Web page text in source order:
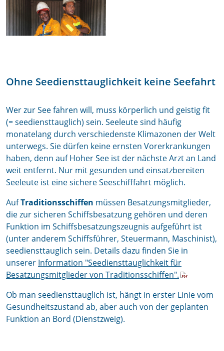
Ohne Seediensttauglichkeit keine Seefahrt
Wer zur See fahren will, muss körperlich und geistig fit
(= seediensttauglich) sein. Seeleute sind häufig
monatelang durch verschiedenste Klimazonen der Welt
unterwegs. Sie dürfen keine ernsten Vorerkrankungen
haben, denn auf Hoher See ist der nächste Arzt an Land
weit entfernt. Nur mit gesunden und einsatzbereiten
Seeleute ist eine sichere Seeschifffahrt möglich.
AufTraditionsschiffen müssen Besatzungsmitglieder,
die zur sicheren Schiffsbesatzung gehören und deren
Funktion im Schiffsbesatzungszeugnis aufgeführt ist
(unter anderem Schiffsführer, Steuermann, Maschinist),
seediensttauglich sein. Details dazu finden Sie in
unserer Information "Seediensttauglichkeit für
Besatzungsmitglieder von Traditionsschiffen".
Ob man seediensttauglich ist, hängt in erster Linie vom
Gesundheitszustand ab, aber auch von der geplanten
Funktion an Bord (Dienstzweig).